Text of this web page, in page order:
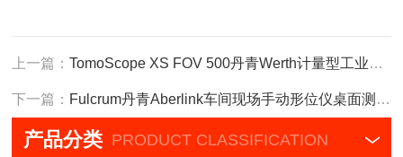
上一篇：TomoScope XS FOV 500丹青Werth计量型工业CT无损检测内尺寸
下一篇： Fulcrum丹青Aberlink车间现场手动形位仪桌面测量机
产品分类 PRODUCT CLASSIFICATION